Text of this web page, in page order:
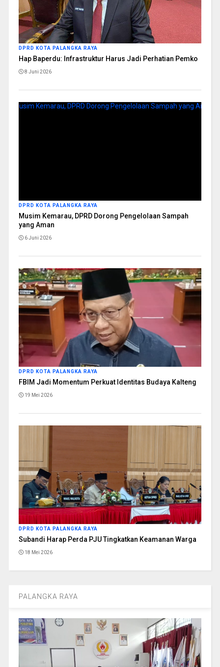
DPRD KOTA PALANGKA RAYA
Hap Baperdu: Infrastruktur Harus Jadi Perhatian Pemko
8 Juni 2026
DPRD KOTA PALANGKA RAYA
Musim Kemarau, DPRD Dorong Pengelolaan Sampah
yang Aman
6 Juni 2026
DPRD KOTA PALANGKA RAYA
FBIM Jadi Momentum Perkuat Identitas Budaya Kalteng
19 Mei 2026
DPRD KOTA PALANGKA RAYA
Subandi Harap Perda PJU Tingkatkan Keamanan Warga
18 Mei 2026
PALANGKA RAYA